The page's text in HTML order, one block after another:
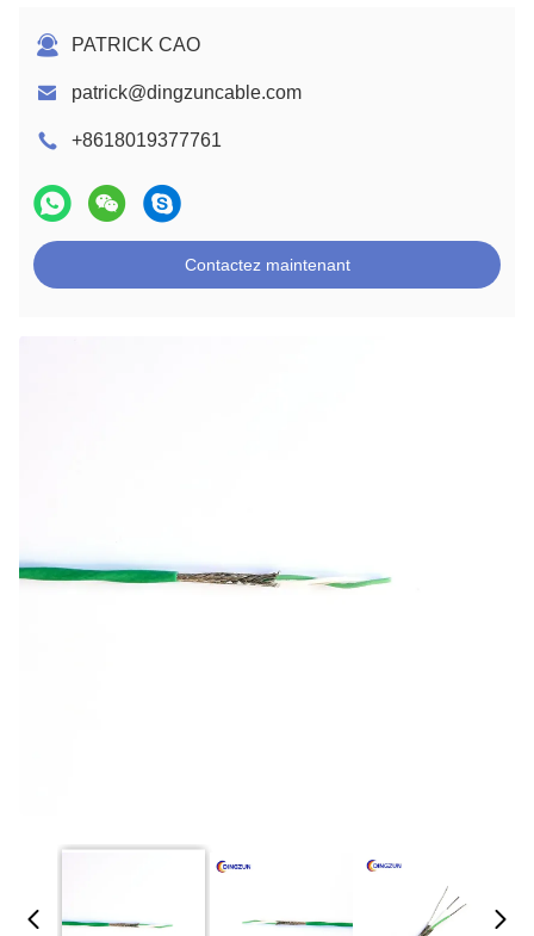
PATRICK CAO
patrick@dingzuncable.com
+8618019377761
Contactez maintenant